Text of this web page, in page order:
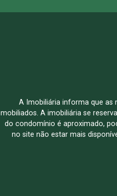
A Imobiliária informa que as
mobiliados. A imobiliária se
do condomínio é aproximado,
no site não estar mais